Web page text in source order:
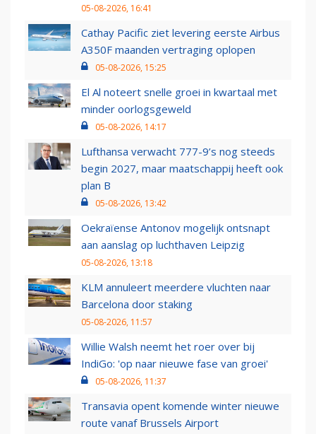
05-08-2026, 16:41
Cathay Pacific ziet levering eerste Airbus
A350F maanden vertraging oplopen
05-08-2026, 15:25
El Al noteert snelle groei in kwartaal met
minder oorlogsgeweld
05-08-2026, 14:17
Lufthansa verwacht 777-9’s nog steeds
begin 2027, maar maatschappij heeft ook
plan B
05-08-2026, 13:42
Oekraïense Antonov mogelijk ontsnapt
aan aanslag op luchthaven Leipzig
05-08-2026, 13:18
KLM annuleert meerdere vluchten naar
Barcelona door staking
05-08-2026, 11:57
Willie Walsh neemt het roer over bij
IndiGo: 'op naar nieuwe fase van groei'
05-08-2026, 11:37
Transavia opent komende winter nieuwe
route vanaf Brussels Airport